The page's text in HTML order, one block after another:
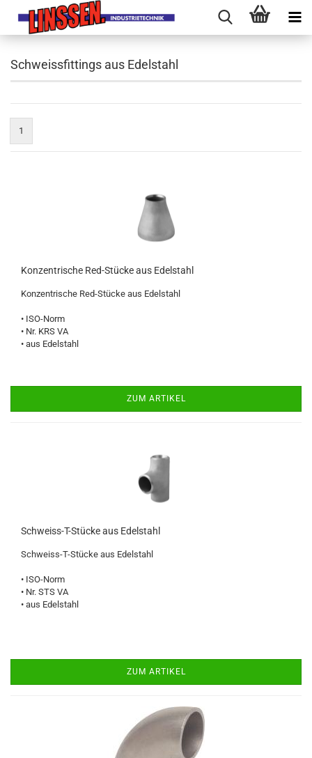
Schweissfittings aus Edelstahl
1
Konzentrische Red-Stücke aus Edelstahl
Konzentrische Red-Stücke aus Edelstahl
• ISO-Norm
• Nr. KRS VA
• aus Edelstahl
ZUM ARTIKEL
Schweiss-T-Stücke aus Edelstahl
Schweiss-T-Stücke aus Edelstahl
• ISO-Norm
• Nr. STS VA
• aus Edelstahl
ZUM ARTIKEL